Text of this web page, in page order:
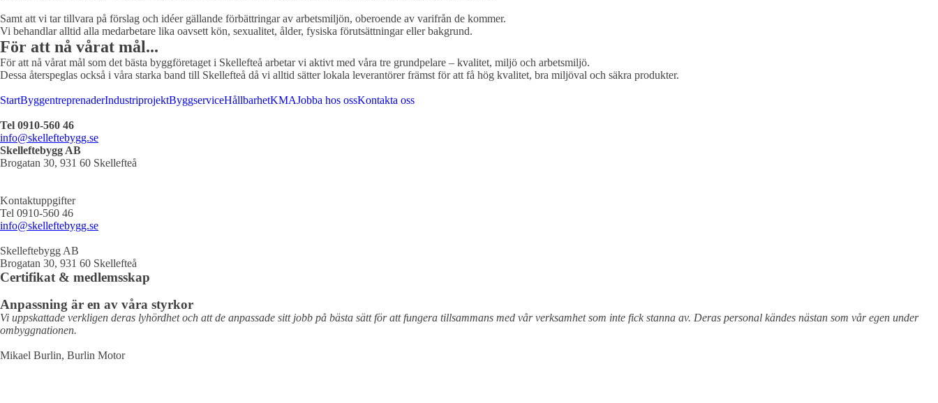
Samt att vi tar tillvara på förslag och idéer gällande förbättringar av arbetsmiljön, oberoende av varifrån de kommer.
Vi behandlar alltid alla medarbetare lika oavsett kön, sexualitet, ålder, fysiska förutsättningar eller bakgrund.
För att nå vårat mål...
För att nå vårat mål som det bästa byggföretaget i Skellefteå arbetar vi aktivt med våra tre grundpelare – kvalitet, miljö och arbetsmiljö.
Dessa återspeglas också i våra starka band till Skellefteå då vi alltid sätter lokala leverantörer främst för att få hög kvalitet, bra miljöval och säkra produkter.
StartByggentreprenaderIndustriprojektByggserviceHållbarhetKMAJobba hos ossKontakta oss
Tel 0910-560 46
info@skelleftebygg.se
Skelleftebygg AB
Brogatan 30, 931 60 Skellefteå
Kontaktuppgifter
Tel 0910-560 46
info@skelleftebygg.se
Skelleftebygg AB
Brogatan 30, 931 60 Skellefteå
Certifikat & medlemsskap
Anpassning är en av våra styrkor
Vi uppskattade verkligen deras lyhördhet och att de anpassade sitt jobb på bästa sätt för att fungera tillsammans med vår verksamhet som inte fick stanna av. Deras personal kändes nästan som vår egen under
ombyggnationen.
Mikael Burlin, Burlin Motor